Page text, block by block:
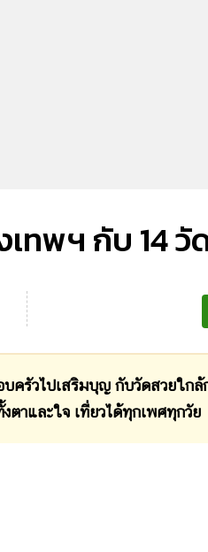
เทพฯ กับ 14
ไปเสริมบุญ กับวัดสวยใกล้กรุ
าและใจ เที่ยวได้ทุกเพศทุกวัย